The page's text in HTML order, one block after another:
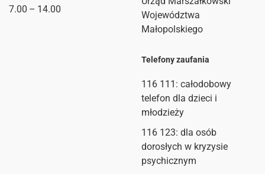
7.00 – 14.00
Województwa
Małopolskiego
Telefony zaufania
116 111 : całodobowy
telefon dla dzieci i
młodzieży
116 123: dla osób
dorosłych w kryzysie
psychicznym